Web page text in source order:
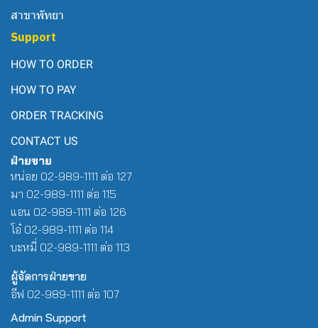
สาขาพัทยา
Support
HOW TO ORDER
HOW TO PAY
ORDER TRACKING
CONTACT US
ฝ่ายขาย
หน่อย 02-989-1111 ต่อ 127
มา 02-989-1111 ต่อ 115
แอน 02-989-1111 ต่อ 126
โอ๋ 02-989-1111 ต่อ 114
บะหมี่ 02-989-1111 ต่อ 113
ผู้จัดการฝ่ายขาย
อีฟ 02-989-1111 ต่อ 107
Admin Support